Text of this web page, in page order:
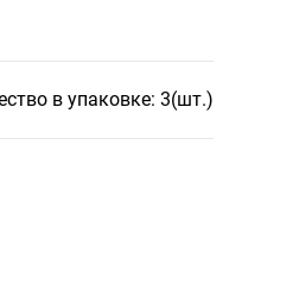
колесные
в упаковке: 3(шт.)